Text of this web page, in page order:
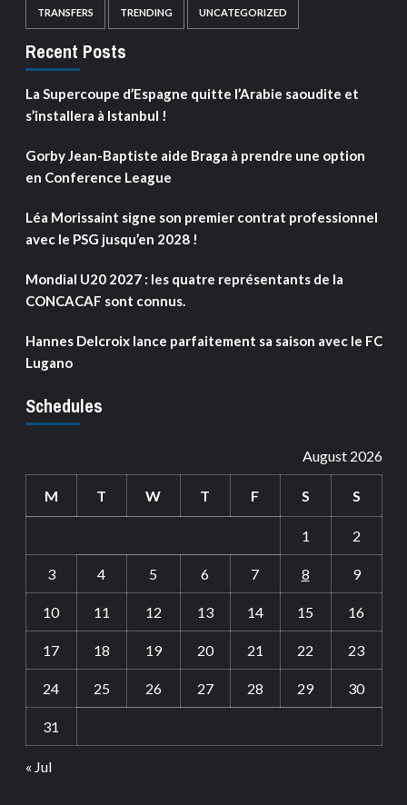
TRANSFERS TRENDING UNCATEGORIZED
Recent Posts
La Supercoupe d’Espagne quitte l’Arabie saoudite et
s’installera à Istanbul !
Gorby Jean-Baptiste aide Braga à prendre une option
en Conference League
Léa Morissaint signe son premier contrat professionnel
avec le PSG jusqu’en 2028 !
Mondial U20 2027 : les quatre représentants de la
CONCACAF sont connus.
Hannes Delcroix lance parfaitement sa saison avec le FC
Lugano
Schedules
August 2026
M T W T F S S
1 2
3 4 5 6 7 8 9
10 11 12 13 14 15 16
17 18 19 20 21 22 23
24 25 26 27 28 29 30
31
« Jul